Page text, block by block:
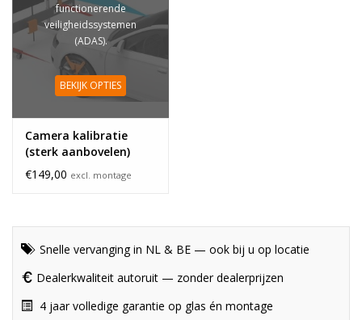
functionerende
veiligheidssystemen
(ADAS).
BEKIJK OPTIES
Camera kalibratie
(sterk aanbovelen)
€149,00 excl. montage
Snelle vervanging in NL & BE — ook bij u op locatie
Dealerkwaliteit autoruit — zonder dealerprijzen
4 jaar volledige garantie op glas én montage